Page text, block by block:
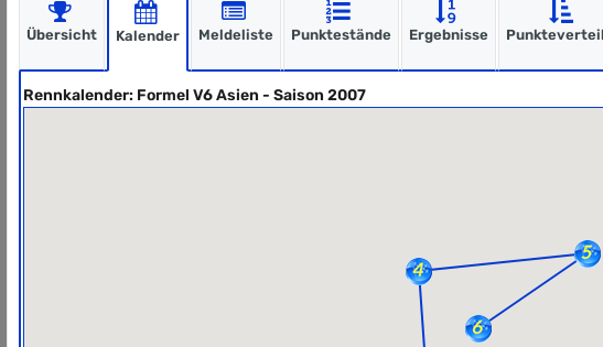
Übersicht Kalender Meldeliste Punktestände Ergebnisse
Rennkalender: Formel V6 Asien - Saison 2007